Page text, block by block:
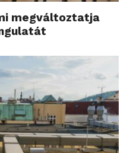
megváltoztatja